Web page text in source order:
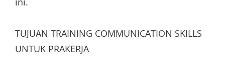
TUJUAN TRAINING COMMUNICATION SKILLS
UNTUK PRAKERJA